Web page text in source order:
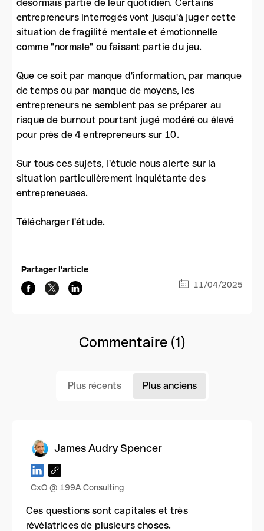
désormais partie de leur quotidien. Certains
entrepreneurs interrogés vont jusqu'à juger cette
situation de fragilité mentale et émotionnelle
comme "normale" ou faisant partie du jeu.
Que ce soit par manque d'information, par manque
de temps ou par manque de moyens, les
entrepreneurs ne semblent pas se préparer au
risque de burnout pourtant jugé modéré ou élevé
pour près de 4 entrepreneurs sur 10.
Sur tous ces sujets, l'étude nous alerte sur la
situation particulièrement inquiétante des
entrepreneuses.
Télécharger l'étude.
Partager l'article
11/04/2025
Commentaire (1)
Plus récents Plus anciens
James Audry Spencer
CxO @ 199A Consulting
Ces questions sont capitales et très
révélatrices de plusieurs choses.